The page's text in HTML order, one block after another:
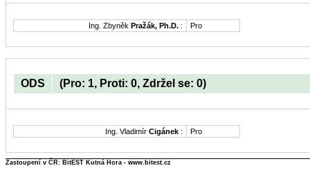
Ing. Zbyněk Pražák, Ph.D. : Pro
ODS (Pro: 1, Proti: 0, Zdržel se: 0)
Ing. Vladimír Cigánek : Pro
Zastoupení v ČR: BitEST Kutná Hora - www.bitest.cz